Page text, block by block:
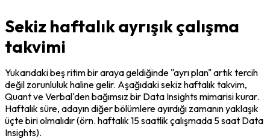
Sekiz haftalık ayrışık çalışma
takvimi
Yukarıdaki beş ritim bir araya geldiğinde "ayrı plan" artık tercih
değil zorunluluk haline gelir. Aşağıdaki sekiz haftalık takvim,
Quant ve Verbal'den bağımsız bir Data Insights mimarisi kurar.
Haftalık süre, adayın diğer bölümlere ayırdığı zamanın yaklaşık
üçte biri olmalıdır (örn. haftalık 15 saatlik çalışmada 5 saat Data
Insights).